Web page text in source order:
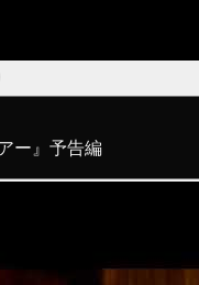
ー』予告編